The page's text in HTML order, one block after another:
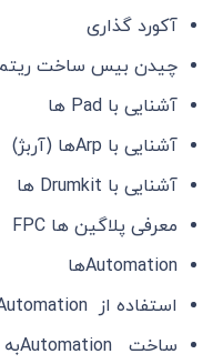
آکورد گذاری
چیدن بیس ساخت
آشنایی با Pad ها
آشنایی با Arpها (آربژ)
آشنایی با Drumkit ها
معرفی پلاگین ها FPC
Automationها
استفاده از Automationروی فیدر ها
ساخت Automationبه صورت دستی